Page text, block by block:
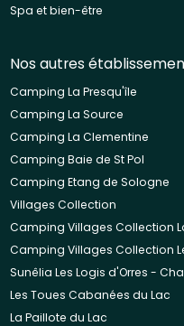
Spa et bien-être
Nos autres
Camping La Presqu'île
Camping La Source
Camping La Clementine
Camping Baie de St Pol
Camping Etang de Sologne
Villages Collection
Camping Villages Collection
Camping Villages Collection
Sunêlia Les Logis d'Orres -
Les Toues Cabanées du Lac
La Paillote du Lac